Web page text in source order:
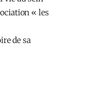
« les
de sa